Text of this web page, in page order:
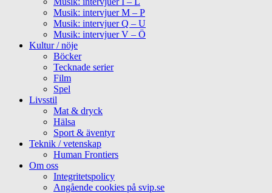
Musik: intervjuer M – P
Musik: intervjuer Q – U
Musik: intervjuer V – Ö
Kultur / nöje
Böcker
Tecknade serier
Film
Spel
Livsstil
Mat & dryck
Hälsa
Sport & äventyr
Teknik / vetenskap
Human Frontiers
Om oss
Integritetspolicy
Angående cookies på svip.se